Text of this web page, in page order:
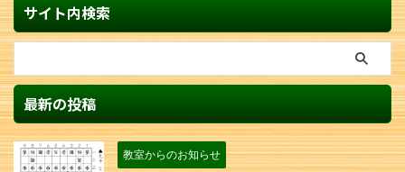
サイト内検索
最新の投稿
教室からのお知らせ